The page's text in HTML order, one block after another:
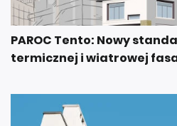
PAROC Tento: Nowy
termicznej i wiatrowej